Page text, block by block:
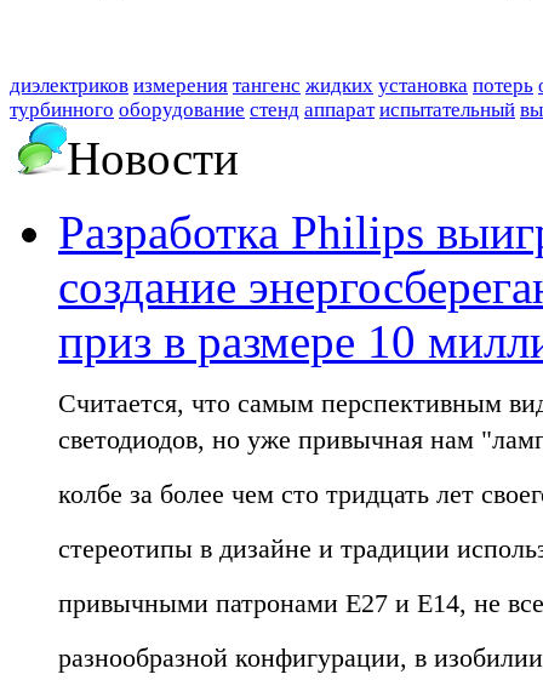
диэлектриков измерения тангенс жидких установка потерь
турбинного оборудование стенд аппарат испытательный
Новости
Разработка Philips
создание
приз в размере 10
Считается, что самым перспективным
светодиодов, но уже привычная нам
колбе за более чем сто тридцать лет
стереотипы в дизайне и традиции
привычными патронами E27 и E14, не
разнообразной конфигурации, в